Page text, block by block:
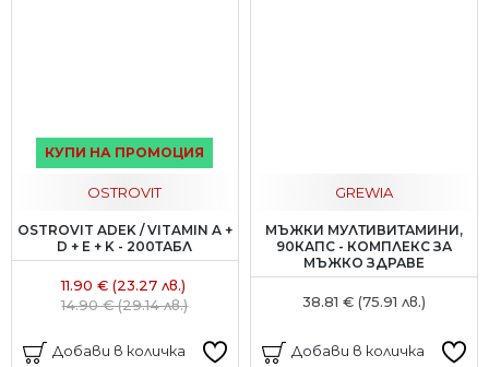
КУПИ НА ПРОМОЦИЯ
OSTROVIT
OSTROVIT ADEK / VITAMIN A +
D + E + K - 200ТАБЛ
11.90 € (23.27 лв.)
14.90 € (29.14 лв.)
Добави в количка
GREWIA
МЪЖКИ МУЛТИВИТАМИНИ,
90КАПС - КОМПЛЕКС ЗА
МЪЖКО ЗДРАВЕ
38.81 € (75.91 лв.)
Добави в количка